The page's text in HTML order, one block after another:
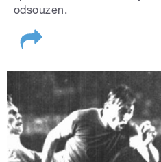
odsouzen.